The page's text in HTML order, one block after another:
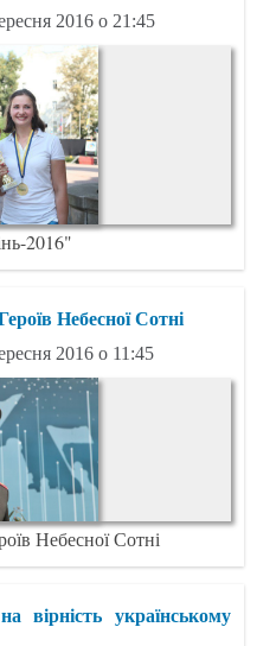
2016 о 21:45
2016"
Небесної Сотні
2016 о 11:45
Небесної Сотні
вірність українському